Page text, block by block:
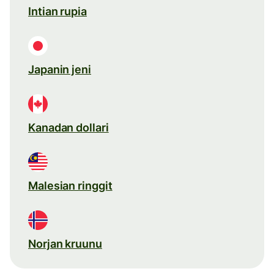
Intian rupia
Japanin jeni
Kanadan dollari
Malesian ringgit
Norjan kruunu